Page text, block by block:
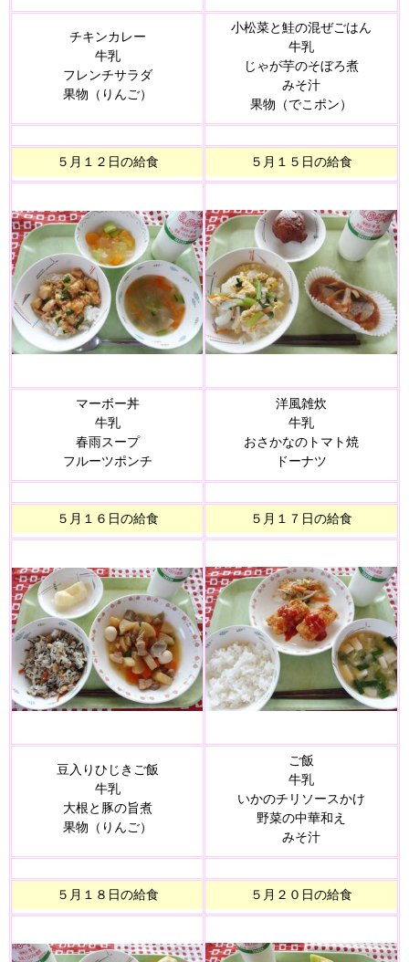
チキンカレー
牛乳
フレンチサラダ
果物（りんご）
小松菜と鮭の混ぜごはん
牛乳
じゃが芋のそぼろ煮
みそ汁
果物（でこポン）
５月１２日の給食 ５月１５日の給食
マーボー丼
牛乳
春雨スープ
フルーツポンチ
洋風雑炊
牛乳
おさかなのトマト焼
ドーナツ
５月１６日の給食 ５月１７日の給食
豆入りひじきご飯
牛乳
大根と豚の旨煮
果物（りんご）
ご飯
牛乳
いかのチリソースかけ
野菜の中華和え
みそ汁
５月１８日の給食 ５月２０日の給食